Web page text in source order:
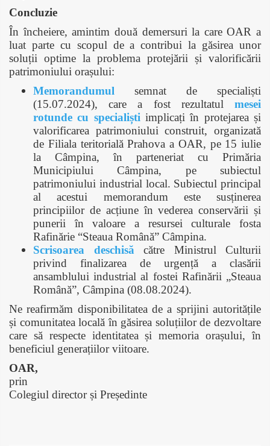
Concluzie
În încheiere, amintim două demersuri la care OAR a
luat parte cu scopul de a contribui la găsirea unor
soluții optime la problema protejării și valorificării
patrimoniului orașului:
Memorandumul semnat de specialiști
(15.07.2024), care a fost rezultatul mesei
rotunde cu specialiști implicați în protejarea și
valorificarea patrimoniului construit, organizată
de Filiala teritorială Prahova a OAR, pe 15 iulie
la Câmpina, în parteneriat cu Primăria
Municipiului Câmpina, pe subiectul
patrimoniului industrial local. Subiectul principal
al acestui memorandum este susținerea
principiilor de acțiune în vederea conservării și
punerii în valoare a resursei culturale fosta
Rafinărie “Steaua Română” Câmpina.
Scrisoarea deschisă către Ministrul Culturii
privind finalizarea de urgență a clasării
ansamblului industrial al fostei Rafinării „Steaua
Română”, Câmpina (08.08.2024).
Ne reafirmăm disponibilitatea de a sprijini autoritățile
și comunitatea locală în găsirea soluțiilor de dezvoltare
care să respecte identitatea și memoria orașului, în
beneficiul generațiilor viitoare.
OAR,
prin
Colegiul director și Președinte